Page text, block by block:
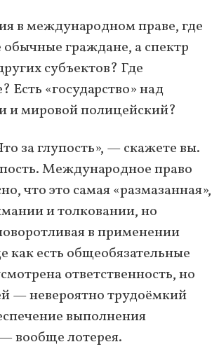
в международном праве, где
граждане, а спектр
субъектов? Где
Есть «государство» над
и мировой полицейский?
за глупость», — скажете вы.
Международное право
что это самая «размазанная»,
и толковании, но
в применении
как есть общеобязательные
ответственность, но
— невероятно трудоёмкий
выполнения
— вообще лотерея.